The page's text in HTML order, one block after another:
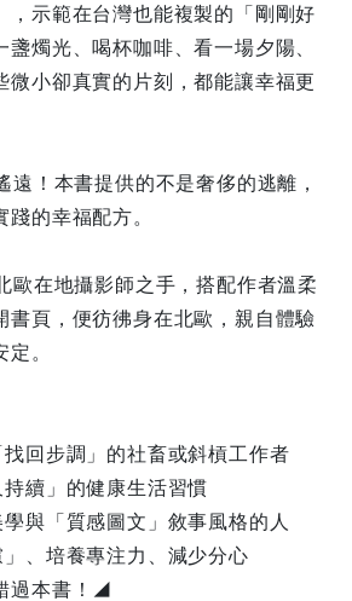
，示範在台灣也能複製的「剛剛好
盞燭光、喝杯咖啡、看一場夕陽、
小卻真實的片刻，都能讓幸福更
！本書提供的不是奢侈的逃離，
的幸福配方。
歐在地攝影師之手，搭配作者溫柔
書頁，便彷彿身在北歐，親自體驗
。
回步調」的社畜或斜槓工作者
續」的健康生活習慣
與「質感圖文」敘事風格的人
、培養專注力、減少分心
過本書！◢